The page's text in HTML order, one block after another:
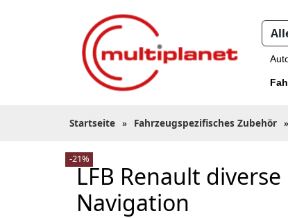
Startseite » Fahrzeugspezifisches Zubehör »
LFB Renault
Navigation
-21%